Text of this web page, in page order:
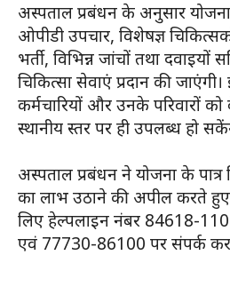
अस्पताल प्रबंधन के अनुसार
ओपीडी उपचार, विशेषज्ञ
भर्ती, विभिन्न जांचों तथा
चिकित्सा सेवाएं प्रदान की
कर्मचारियों और उनके परिवारों को
स्थानीय स्तर पर ही उपलब्ध हो
अस्पताल प्रबंधन ने योजना के पात्र
का लाभ उठाने की अपील करते
लिए हेल्पलाइन नंबर 84618-
एवं 77730-86100 पर संपर्क